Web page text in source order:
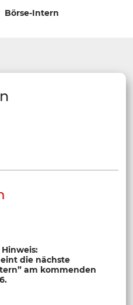
Börse-Intern
die nächste
am kommenden